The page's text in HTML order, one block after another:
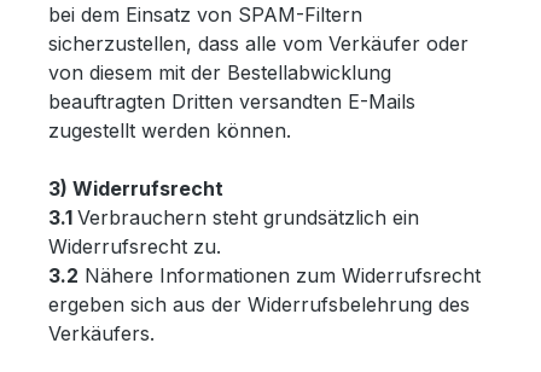
bei dem Einsatz von SPAM-Filtern
sicherzustellen, dass alle vom Verkäufer oder
von diesem mit der Bestellabwicklung
beauftragten Dritten versandten E-Mails
zugestellt werden können.
3) Widerrufsrecht
3.1 Verbrauchern steht grundsätzlich ein
Widerrufsrecht zu.
3.2 Nähere Informationen zum Widerrufsrecht
ergeben sich aus der Widerrufsbelehrung des
Verkäufers.